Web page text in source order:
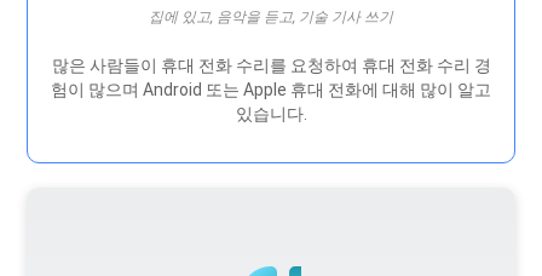
집에 있고, 음악을 듣고, 기술 기사 쓰기
많은 사람들이 휴대 전화 수리를 요청하여 휴대 전화 수리 경
험이 많으며 Android 또는 Apple 휴대 전화에 대해 많이 알고
있습니다.